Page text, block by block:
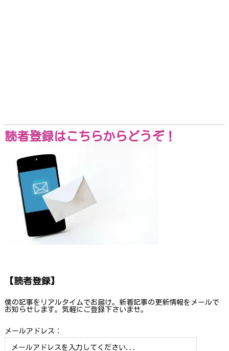
読者登録はこちらからどうぞ！
【読者登録】
僕の記事をリアルタイムでお届け。新着記事の更新情報をメールで
お知らせします。気軽にご登録下さいませ。
メールアドレス：